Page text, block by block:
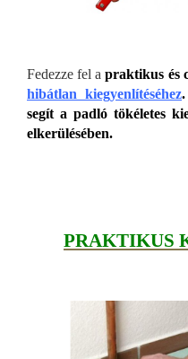
Fedezze fel apraktikus és
hibátlan kiegyenlítéséhez.
segít a padló tökéletes
elkerülésében.
PRAKTIKUS